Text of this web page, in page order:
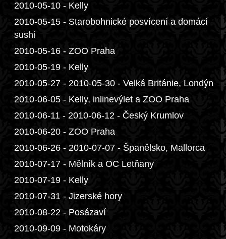
2010-05-10 - Kelly
2010-05-15 - Starobohnické posvícení a domácí
sushi
2010-05-16 - ZOO Praha
2010-05-19 - Kelly
2010-05-27 - 2010-05-30 - Velká Británie, Londýn
2010-06-05 - Kelly, inlinevýlet a ZOO Praha
2010-06-11 - 2010-06-12 - Český Krumlov
2010-06-20 - ZOO Praha
2010-06-26 - 2010-07-07 - Španělsko, Mallorca
2010-07-17 - Mělník a OC Letňany
2010-07-19 - Kelly
2010-07-31 - Jizerské hory
2010-08-22 - Posázaví
2010-09-09 - Motokáry